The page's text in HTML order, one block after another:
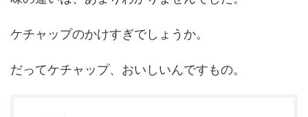
ケチャップのかけすぎでしょうか。
だってケチャップ、おいしいんですもの。